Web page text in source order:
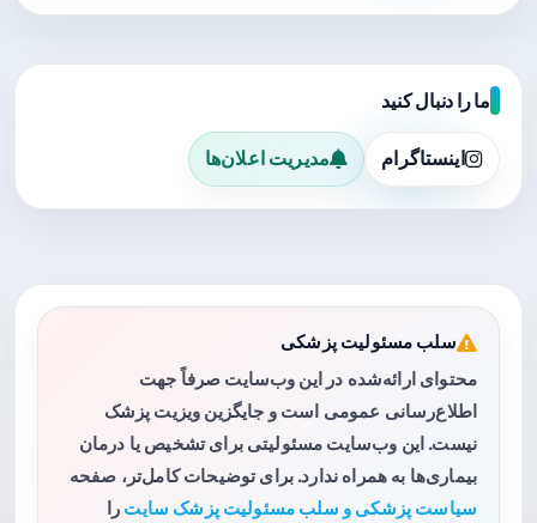
ما را دنبال کنید
اینستاگرام مدیریت اعلان‌ها
سلب مسئولیت پزشکی
محتوای ارائه‌شده در این وب‌سایت صرفاً جهت
اطلاع‌رسانی عمومی است و جایگزین ویزیت پزشک
نیست. این وب‌سایت مسئولیتی برای تشخیص یا درمان
بیماری‌ها به همراه ندارد. برای توضیحات کامل‌تر، صفحه
سیاست پزشکی و سلب مسئولیت پزشک سایت را